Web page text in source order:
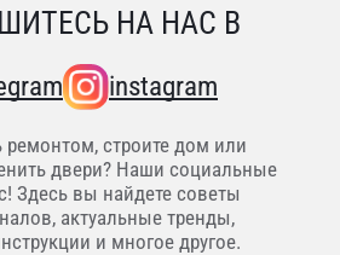
НА НАС В
instagram
ремонтом, строите дом или
двери? Наши социальные
Здесь вы найдете советы
актуальные тренды,
и многое другое.